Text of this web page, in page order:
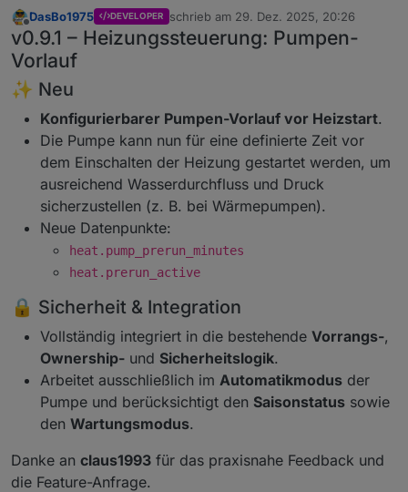
Offline
DasBo1975 DEVELOPER schrieb am 29. Dez. 2025, 20:26
zuletzt editiert von
v0.9.1 – Heizungssteuerung: Pumpen-
Vorlauf
✨ Neu
Konfigurierbarer Pumpen-Vorlauf vor Heizstart.
Die Pumpe kann nun für eine definierte Zeit vor
dem Einschalten der Heizung gestartet werden, um
ausreichend Wasserdurchfluss und Druck
sicherzustellen (z. B. bei Wärmepumpen).
Neue Datenpunkte:
heat.pump_prerun_minutes
heat.prerun_active
🔒 Sicherheit & Integration
Vollständig integriert in die bestehende Vorrangs-,
Ownership- und Sicherheitslogik.
Arbeitet ausschließlich im Automatikmodus der
Pumpe und berücksichtigt den Saisonstatus sowie
den Wartungsmodus.
Danke an claus1993 für das praxisnahe Feedback und
die Feature-Anfrage.